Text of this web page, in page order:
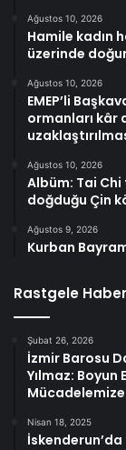
Ağustos 10, 2026
Hamile kadın
üzerinde
Ağustos 10, 2026
EMEP’li
ormanları kâr
Ağustos 10, 2026
Albüm: Tai
doğduğu Çin
Ağustos 9, 2026
Kurban
Rastgele
Şubat 26, 2026
İzmir Barosu
Yılmaz: Boyun
Nisan 18, 2025
İskenderun’da